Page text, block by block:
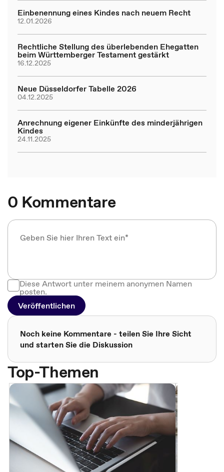
Einbenennung eines Kindes nach neuem Recht
12.01.2026
Rechtliche Stellung des überlebenden Ehegatten
beim Württemberger Testament gestärkt
16.12.2025
Neue Düsseldorfer Tabelle 2026
04.12.2025
Anrechnung eigener Einkünfte des minderjährigen
Kindes
24.11.2025
0 Kommentare
Diese Antwort unter meinem anonymen Namen
posten.
Veröffentlichen
Noch keine Kommentare - teilen Sie Ihre Sicht
und starten Sie die Diskussion
Top-Themen